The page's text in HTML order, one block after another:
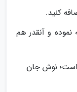
کنید.
و آنقدر هم
است؛ نوش جان